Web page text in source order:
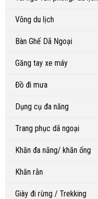
Võng du lịch
Bàn Ghế Dã Ngoại
Găng tay xe máy
Đồ đi mưa
Dụng cụ đa năng
Trang phục dã ngoại
Khăn đa năng/ khăn ống
Khăn rằn
Giày đi rừng / Trekking